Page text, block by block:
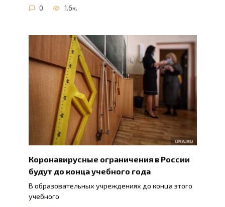
0 1.6к.
Коронавирусные ограничения в России
будут до конца учебного года
В образовательных учреждениях до конца этого
учебного